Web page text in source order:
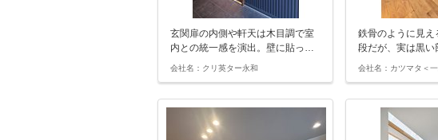
玄関扉の内側や軒天は木目調で室
内との統一感を演出。壁に貼っ…
会社名：クリ英ター永和
鉄骨のように見え
段だが、実は黒
会社名：カツマタ＜